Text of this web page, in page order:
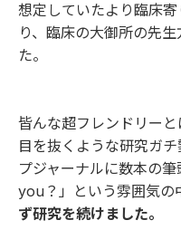
想定していたより臨床
り、臨床の大御所の先
た。
皆んな超フレンドリー
目を抜くような研究ガ
プジャーナルに数本の
you？」という雰囲気の
ず研究を続けました。